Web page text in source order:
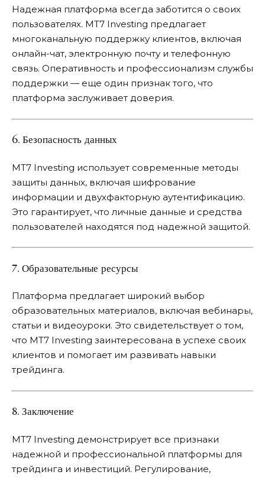
Надежная платформа всегда заботится о своих
пользователях. MT7 Investing предлагает
многоканальную поддержку клиентов, включая
онлайн-чат, электронную почту и телефонную
связь. Оперативность и профессионализм службы
поддержки — еще один признак того, что
платформа заслуживает доверия.
6. Безопасность данных
MT7 Investing использует современные методы
защиты данных, включая шифрование
информации и двухфакторную аутентификацию.
Это гарантирует, что личные данные и средства
пользователей находятся под надежной защитой.
7. Образовательные ресурсы
Платформа предлагает широкий выбор
образовательных материалов, включая вебинары,
статьи и видеоуроки. Это свидетельствует о том,
что MT7 Investing заинтересована в успехе своих
клиентов и помогает им развивать навыки
трейдинга.
8. Заключение
MT7 Investing демонстрирует все признаки
надежной и профессиональной платформы для
трейдинга и инвестиций. Регулирование,